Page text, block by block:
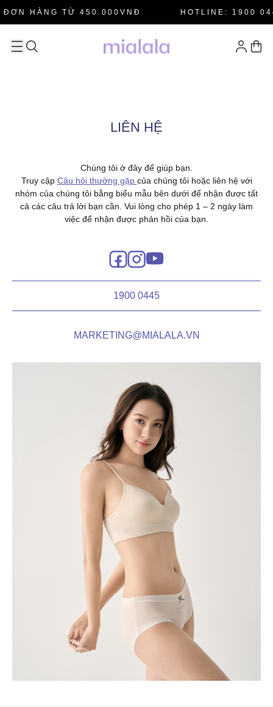
HÀNG TỪ 450.000VNĐ HOTLINE: 1900
LIÊN HỆ
Chúng tôi ở đây để giúp bạn.
Truy cập Câu hỏi thường gặp của chúng tôi hoặc liên hệ với
nhóm của chúng tôi bằng biểu mẫu bên dưới để nhận được tất
cả các câu trả lời bạn cần. Vui lòng cho phép 1 – 2 ngày làm
việc để nhận được phản hồi của bạn.
1900 0445
MARKETING@MIALALA.VN